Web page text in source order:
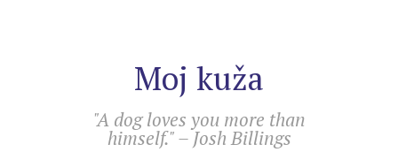
Moj kuža
"A dog loves you more than
himself." – Josh Billings